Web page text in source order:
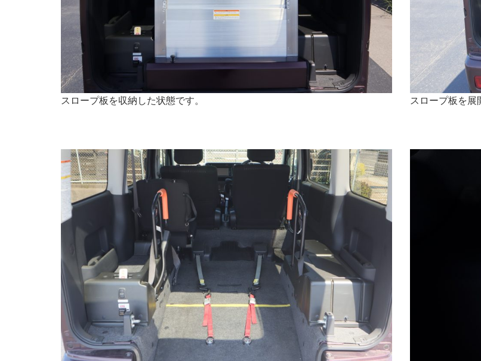
スロープ板を収納した状態です。 スロープ板を展